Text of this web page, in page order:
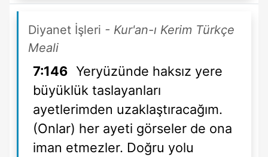
Diyanet İşleri - Kur'an-ı Kerim Türkçe
Meali
7:146 Yeryüzünde haksız yere
büyüklük taslayanları
ayetlerimden uzaklaştıracağım.
(Onlar) her ayeti görseler de ona
iman etmezler. Doğru yolu